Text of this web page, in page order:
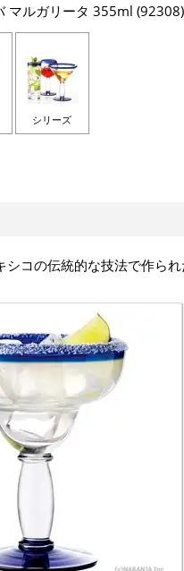
マルガリータ 355ml (92308)
シリーズ
シコの伝統的な技法で作ら